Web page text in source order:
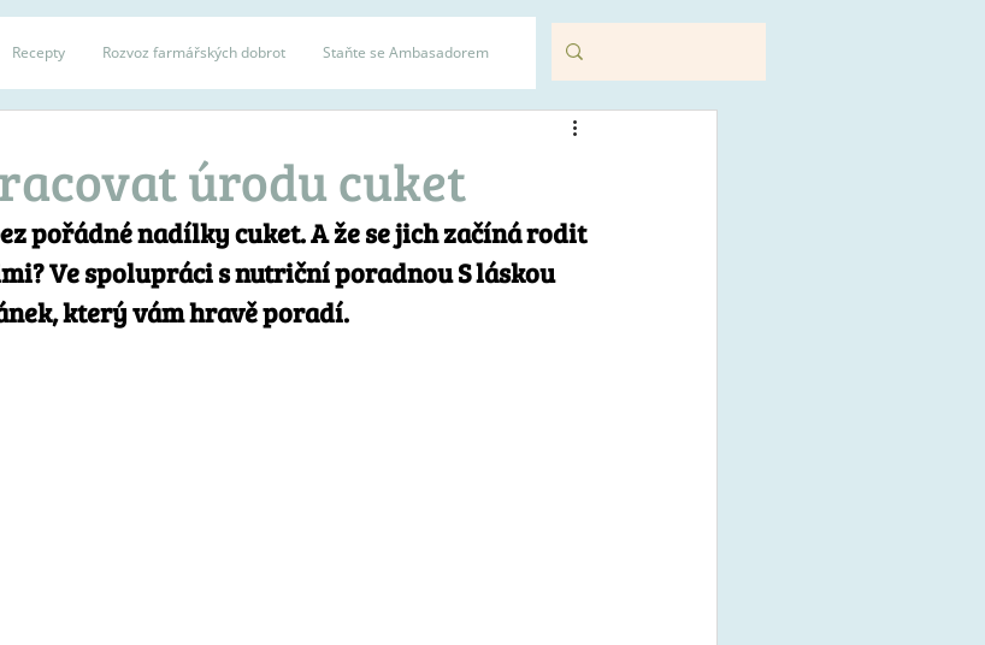
Recepty Rozvoz farmářských dobrot Staňte se Ambasadorem
úrodu cuket
pořádné nadílky cuket. A že se jich začíná rodit
Ve spolupráci s nutriční poradnou S láskou
který vám hravě poradí.